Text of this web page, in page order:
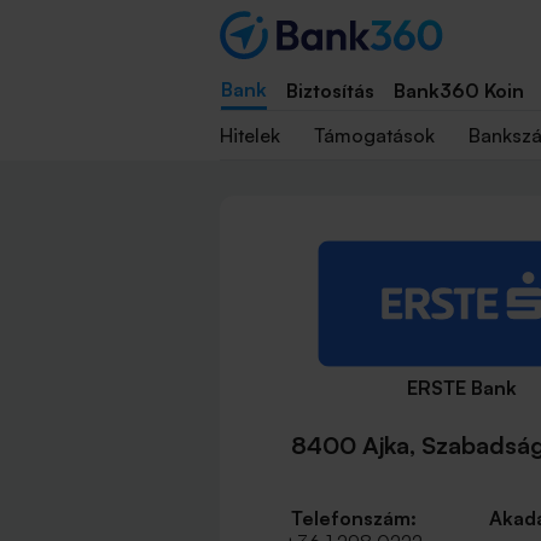
Bank Biztosítás Bank360 Koin
Hitelek
Támogatások
ERSTE Bank
8400 Ajka,
Telefonszám: